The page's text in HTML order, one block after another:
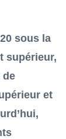
sous la
supérieur,
de
et